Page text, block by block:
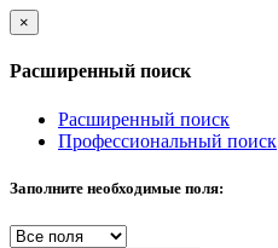
×
Расширенный поиск
Расширенный поиск
Профессиональный поиск
Заполните необходимые поля: